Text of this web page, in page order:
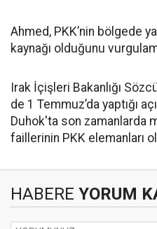
Ahmed, PKK’nin bölgede
kaynağı olduğunu
Irak İçişleri Bakanlığı
de 1 Temmuz’da yaptığı
Duhok'ta son zamanlarda
faillerinin PKK elemanları
HABERE YORUM